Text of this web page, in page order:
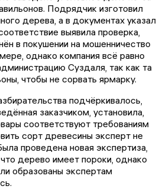
Подрядчик изготовил
дерева, а в документах указал
выявила проверка,
в покушении на мошенничество
однако компания всё равно
Суздаля, так как та
чтобы не сорвать ярмарку.
подчёркивалось,
заказчиком, установила,
соответствуют требованиям
сорт древесины эксперт не
проведена новая экспертиза,
дерево имеет пороки, однако
образованы экспертам